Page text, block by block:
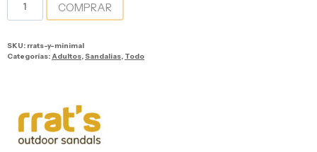
COMPRAR
SKU: rrats-y-minimal
Categorías: Adultos Sandalias Todo